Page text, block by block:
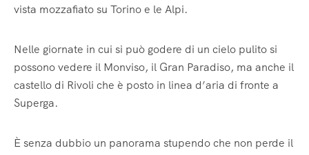
vista mozzafiato su Torino e le Alpi.
Nelle giornate in cui si può godere di un cielo pulito si
possono vedere il Monviso, il Gran Paradiso, ma anche il
castello di Rivoli che è posto in linea d’aria di fronte a
Superga.
È senza dubbio un panorama stupendo che non perde il